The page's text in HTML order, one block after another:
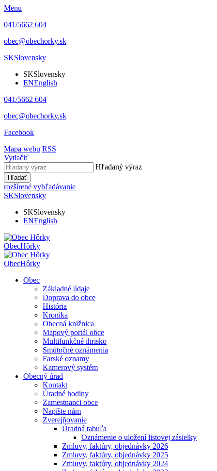
Menu
041/5662 604
obec@obechorky.sk
SKSlovensky
SKSlovensky
ENEnglish
041/5662 604
obec@obechorky.sk
Facebook
Mapa webu RSS
Vytlačiť
Hľadaný výraz
Hľadať
rozšírené vyhľadávanie
SKSlovensky
SKSlovensky
ENEnglish
ObecHôrky
ObecHôrky
Obec
Základné údaje
Doprava do obce
História
Kronika
Obecná knižnica
Mapový portál obce
Multifunkčné ihrisko
Smútočné oznámenia
Farské oznamy
Kamerový systém
Obecný úrad
Kontakt
Úradné hodiny
Zamestnanci obce
Napíšte nám
Zverejňovanie
Úradná tabuľa
Oznámenie o uložení listovej zásielky
Zmluvy, faktúry, objednávky 2026
Zmluvy, faktúry, objednávky 2025
Zmluvy, faktúry, objednávky 2024